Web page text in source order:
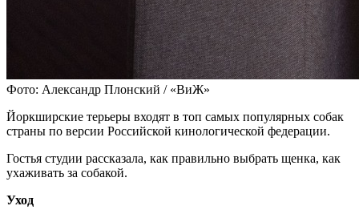
Фото: Александр Плонский / «ВиЖ»
Йоркширские терьеры входят в топ самых популярных собак
страны по версии Российской кинологической федерации.
Гостья студии рассказала, как правильно выбрать щенка, как
ухаживать за собакой.
Уход